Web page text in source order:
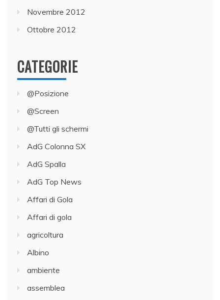
Novembre 2012
Ottobre 2012
CATEGORIE
@Posizione
@Screen
@Tutti gli schermi
AdG Colonna SX
AdG Spalla
AdG Top News
Affari di Gola
Affari di gola
agricoltura
Albino
ambiente
assemblea